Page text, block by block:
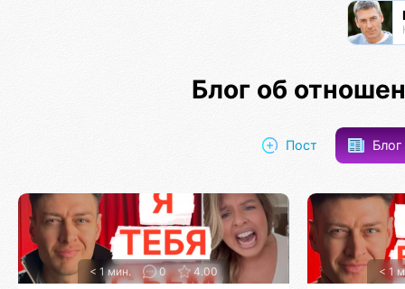
Блог об
Пост Блог
< 1 мин. 0 4.00 < 1